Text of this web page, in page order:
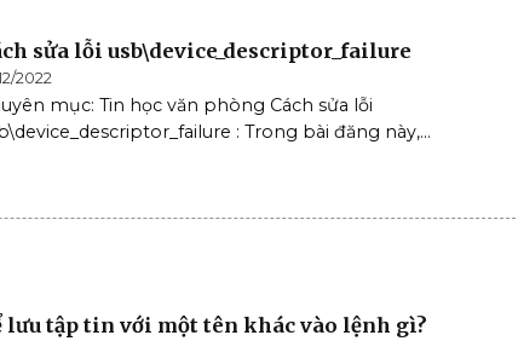
sửa lỗi usb\device_descriptor_failure
2022
mục: Tin học văn phòng Cách sửa lỗi
: Trong bài đăng này,...
lưu tập tin với một tên khác vào lệnh gì?